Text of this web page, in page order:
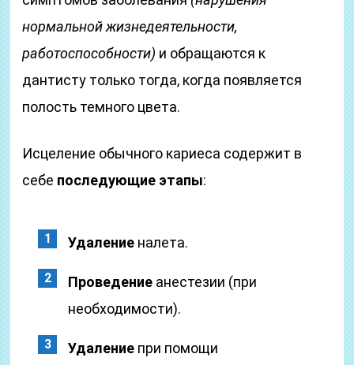
нормальной жизнедеятельности,
работоспособности) и обращаются к
дантисту только тогда, когда появляется
полость темного цвета.
Исцеление обычного кариеса содержит в
себе последующие этапы:
Удаление налета.
Проведение анестезии (при
необходимости).
Удаление при помощи